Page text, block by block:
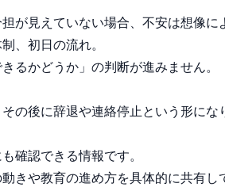
が見えていない場合、不安は想像に
、初日の流れ。
るかどうか」の判断が進みません。
の後に辞退や連絡停止という形にな
確認できる情報です。
きや教育の進め方を具体的に共有し